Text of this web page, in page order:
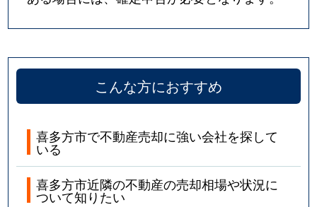
こんな方におすすめ
喜多方市で不動産売却に強い会社を探して
いる
喜多方市近隣の不動産の売却相場や状況に
ついて知りたい